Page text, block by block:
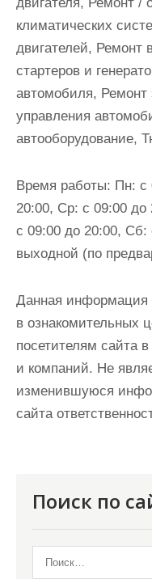
климатических
двигателей, Ремонт
стартеров и
автомобиля, Ремонт
управления
автооборудование,
Время работы: Пн: с
20:00, Ср: с 09:00 до
с 09:00 до 20:00, Сб:
выходной (по
Данная информация
в ознакомительных
посетителям сайта
и компаний. Не
изменившуюся
сайта
Поиск по